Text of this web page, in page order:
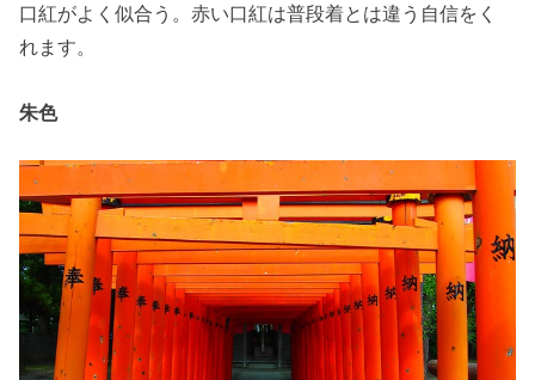
口紅がよく似合う。赤い口紅は普段着とは違う自信をく
れます。
朱色